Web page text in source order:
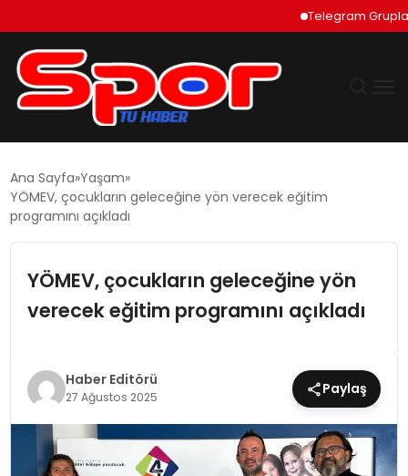
Telegram Grupları
DÜNYA
SIYASET
EĞITIM
MAGAZIN
Ana Sayfa Yaşam
YÖMEV, çocukların geleceğine yön verecek eğitim
programını açıkladı
YÖMEV, çocukların geleceğine yön
verecek eğitim programını açıkladı
Haber Editörü
27 Ağustos 2025 Paylaş